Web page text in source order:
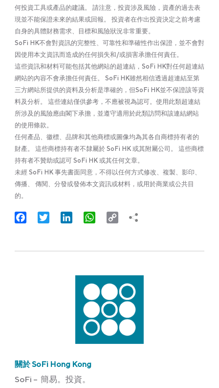
何投資工具或產品的建議。 請注意，投資涉及風險，資產的過去表
現並不能保證未來的結果或回報。 投資者在作出投資決定之前考慮
自身的具體財務需求、目標和風險狀況非常重要。
SoFi HK不會對資訊的完整性、可靠性和準確性作出保證，並不會對
因使用本文資訊而造成的任何損失和/或損害承擔任何責任。
這些資訊和材料可能包括其他網站的超連結，SoFi HK對任何超連結
網站的內容不會承擔任何責任。 SoFi HK雖然相信透過超連結至第
三方網站所提供的資料及分析是準確的，但SoFi HK並不保證該等資
料及分析。 這些連結僅供參考，不應被視為認可。使用此類超連結
所涉及的風險應由閣下承擔，並遵守適用於此類訪問和該連結網站
的使用條款。
任何產品、徽標、品牌和其他商標或圖像均為其各自商標持有者的
財產。 這些商標持有者不隸屬於 SoFi HK 或其附屬公司。 這些商標
持有者不贊助或認可 SoFi HK 或其任何文章。
未經 SoFi HK 事先書面同意，不得以任何方式修改、複製、影印、
傳播、 傳閱、分發或發佈本文資訊或材料，或用於商業或公共目
的。
FacebookTwitter LinkedInWhatsApp
Copy
關於 SoFi Hong Kong
SoFi – 簡易。投資。